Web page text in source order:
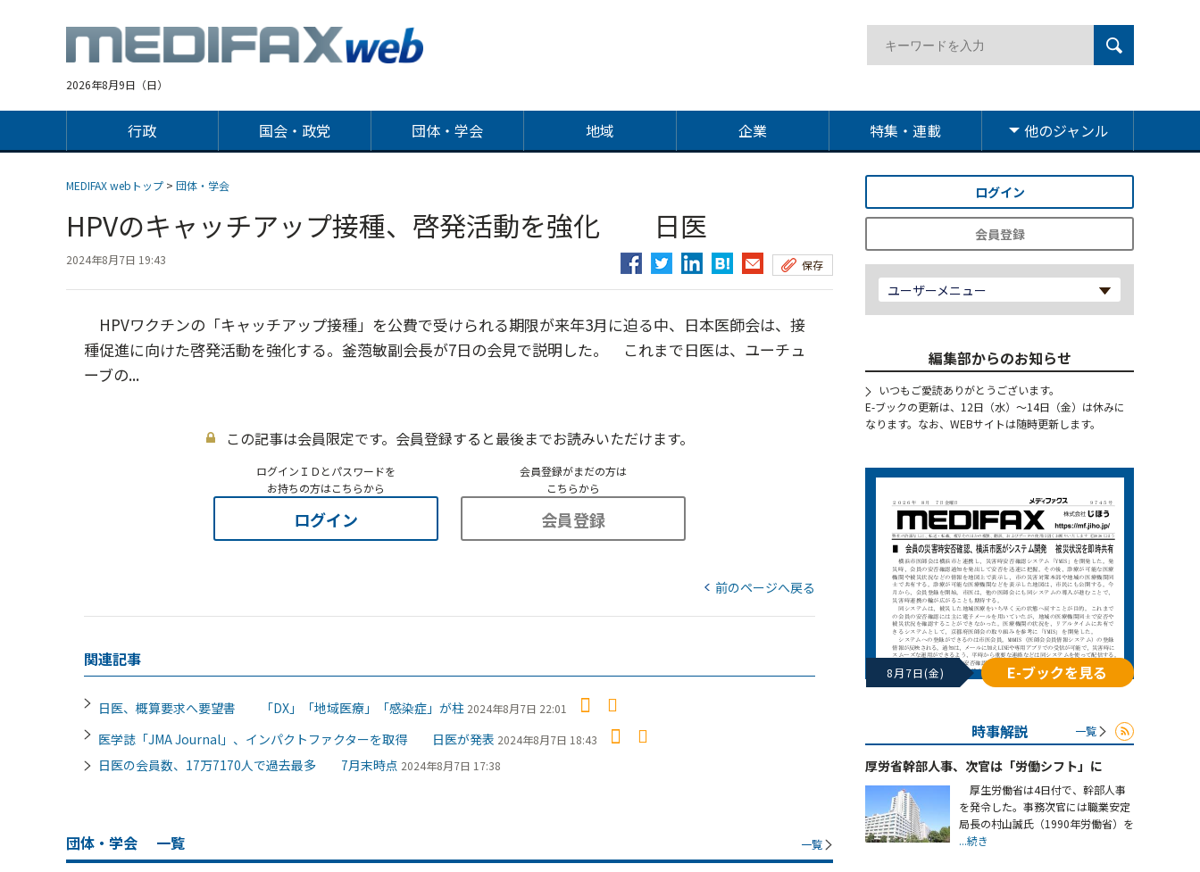
2026年8月9日（日）
行政 国会・政党 団体・学会 地域 企業 特集・連載 他のジャンル
MEDIFAX webトップ > 団体・学会
HPVのキャッチアップ接種、啓発活動を強化 日医
2024年8月7日 19:43 保存
HPVワクチンの「キャッチアップ接種」を公費で受けられる期限が来年3月に迫る中、日本医師会は、接
種促進に向けた啓発活動を強化する。釜萢敏副会長が7日の会見で説明した。 これまで日医は、ユーチュ
ーブの...
この記事は会員限定です。会員登録すると最後までお読みいただけます。
ログインＩＤとパスワードを
お持ちの方はこちらから
ログイン
会員登録がまだの方は
こちらから
会員登録
前のページへ戻る
関連記事
日医、概算要求へ要望書 「DX」「地域医療」「感染症」が柱 2024年8月7日 22:01
医学誌「JMA Journal」、インパクトファクターを取得 日医が発表 2024年8月7日 18:43
日医の会員数、17万7170人で過去最多 7月末時点 2024年8月7日 17:38
団体・学会 一覧 一覧
ログイン
会員登録
ユーザーメニュー
編集部からのお知らせ
いつもご愛読ありがとうございます。
E-ブックの更新は、12日（水）～14日（金）は休みに
なります。なお、WEBサイトは随時更新します。
8月7日(金) E-ブックを見る
時事解説 一覧
厚労省幹部人事、次官は「労働シフト」に
厚生労働省は4日付で、幹部人事
を発令した。事務次官には職業安定
局長の村山誠氏（1990年労働省）を
...続き